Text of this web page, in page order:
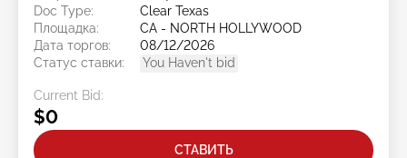
Doc Type:
Clear Texas
Площадка:
CA - NORTH HOLLYWOOD
Дата торгов:
08/12/2026
Статус ставки:
You Haven't bid
Current Bid:
$0
СТАВИТЬ